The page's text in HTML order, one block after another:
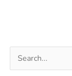
Cari
untuk: